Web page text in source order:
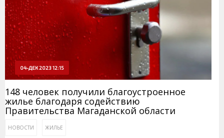
04-ДЕК 2023 12:15
148 человек получили благоустроенное
жилье благодаря содействию
Правительства Магаданской области
НОВОСТИ ЖИЛЬЕ